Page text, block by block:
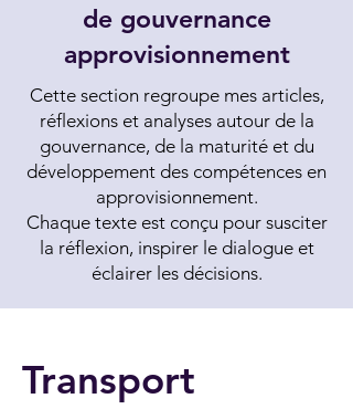
de gouvernance
approvisionnement
Cette section regroupe mes articles,
réflexions et analyses autour de la
gouvernance, de la maturité et du
développement des compétences en
approvisionnement.
Chaque texte est conçu pour susciter
la réflexion, inspirer le dialogue et
éclairer les décisions.
Transport